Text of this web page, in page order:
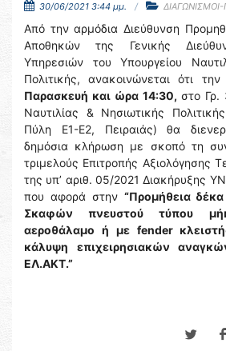
30/06/2021 3:44 μμ.
Από την αρμόδια Διεύθυνση
Αποθηκών της Γενικής
Υπηρεσιών του Υπουργείου
Πολιτικής, ανακοινώνεται ότι την
Παρασκευή και ώρα 14:30, στο Γρ.
Ναυτιλίας & Νησιωτικής
Πύλη Ε1-Ε2, Πειραιάς) θα
δημόσια κλήρωση με σκοπό τη
τριμελούς Επιτροπής Αξιολόγησης
της υπ’ αριθ. 05/2021 Διακήρυξης
που αφορά στην “Προμήθεια
Σκαφών πνευστού τύπου
αεροθάλαμο ή με fender
κάλυψη επιχειρησιακών
ΕΛ.ΑΚΤ.”